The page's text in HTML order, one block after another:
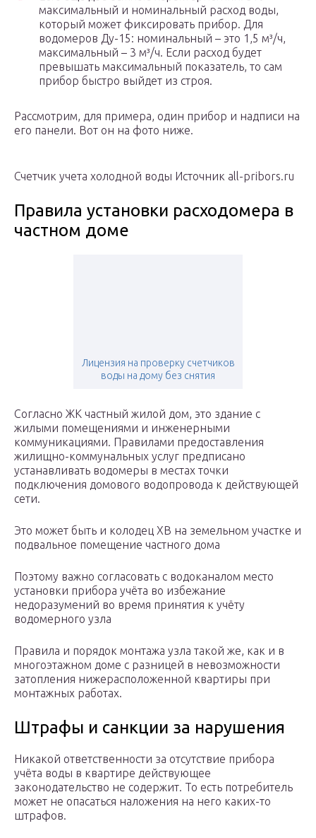
максимальный и номинальный расход воды,
который может фиксировать прибор. Для
водомеров Ду-15: номинальный – это 1,5 м³/ч,
максимальный – 3 м³/ч. Если расход будет
превышать максимальный показатель, то сам
прибор быстро выйдет из строя.
Рассмотрим, для примера, один прибор и надписи на
его панели. Вот он на фото ниже.
Счетчик учета холодной воды Источник all-pribors.ru
Правила установки расходомера в
частном доме
Лицензия на проверку счетчиков
воды на дому без снятия
Согласно ЖК частный жилой дом, это здание с
жилыми помещениями и инженерными
коммуникациями. Правилами предоставления
жилищно-коммунальных услуг предписано
устанавливать водомеры в местах точки
подключения домового водопровода к действующей
сети.
Это может быть и колодец ХВ на земельном участке и
подвальное помещение частного дома
Поэтому важно согласовать с водоканалом место
установки прибора учёта во избежание
недоразумений во время принятия к учёту
водомерного узла
Правила и порядок монтажа узла такой же, как и в
многоэтажном доме с разницей в невозможности
затопления нижерасположенной квартиры при
монтажных работах.
Штрафы и санкции за нарушения
Никакой ответственности за отсутствие прибора
учёта воды в квартире действующее
законодательство не содержит. То есть потребитель
может не опасаться наложения на него каких-то
штрафов.